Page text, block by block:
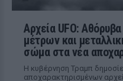
Αρχεία UFO:
μέτρων και
σώμα στα νέα
Η κυβέρνηση Τραμπ
αποχαρακτηρισμένων